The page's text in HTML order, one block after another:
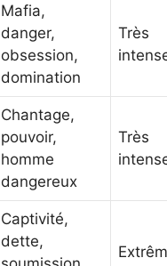
Mafia,
danger,
obsession,
domination
Très
Chantage,
pouvoir,
homme
dangereux
Très
Captivité,
dette,